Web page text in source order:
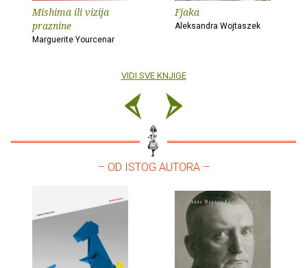
Mishima ili vizija
praznine
Marguerite Yourcenar
Fjaka
Aleksandra Wojtaszek
VIDI SVE KNJIGE
– OD ISTOG AUTORA –